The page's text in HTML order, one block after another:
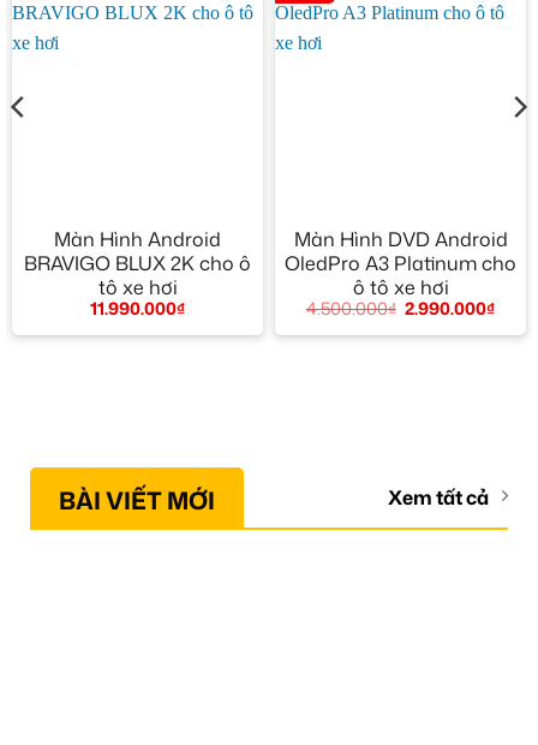
Màn Hình Android
BRAVIGO BLUX 2K cho ô
tô xe hơi
11.990.000₫
Màn Hình DVD Android
OledPro A3 Platinum cho
ô tô xe hơi
4.500.000₫ 2.990.000₫
BÀI VIẾT MỚI Xem tất cả